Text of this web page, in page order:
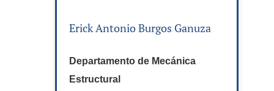
Erick Antonio Burgos Ganuza
Departamento de Mecánica
Estructural